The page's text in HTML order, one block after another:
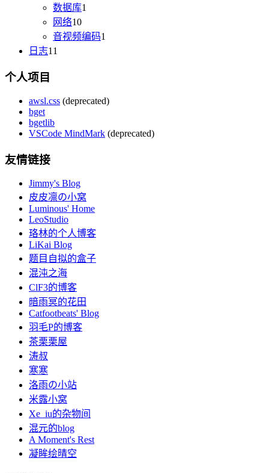
数据库1
网络10
音视频编码1
日志11
个人项目
awsl.css (deprecated)
bget
bgetlib
VSCode MindMark (deprecated)
友情链接
Jimmy's Blog
皮皮凛の小窝
Luminous' Home
LeoStudio
珞林的个人博客
LiKai Blog
题目自拟的盒子
混沌之海
ClF3的博客
暗雨冥的花田
Catfootbeats' Blog
羽毛P的博客
茶栗栗屋
涛叔
寒寒
洛雨の小站
米露小窝
Xe_iu的杂物间
混元的blog
A Moment's Rest
凝眸绘晴空